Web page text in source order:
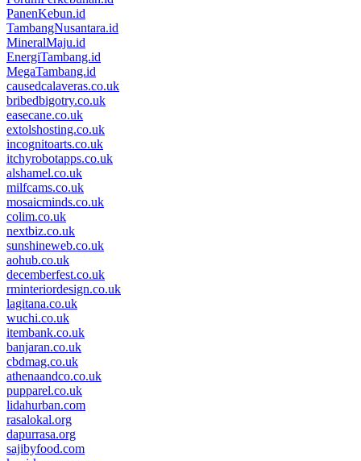
PanenKebun.id
TambangNusantara.id
MineralMaju.id
EnergiTambang.id
MegaTambang.id
causedcalaveras.co.uk
bribedbigotry.co.uk
easecane.co.uk
extolshosting.co.uk
incognitoarts.co.uk
itchyrobotapps.co.uk
alshamel.co.uk
milfcams.co.uk
mosaicminds.co.uk
colim.co.uk
nextbiz.co.uk
sunshineweb.co.uk
aohub.co.uk
decemberfest.co.uk
rminteriordesign.co.uk
lagitana.co.uk
wuchi.co.uk
itembank.co.uk
banjaran.co.uk
cbdmag.co.uk
athenaandco.co.uk
pupparel.co.uk
lidahurban.com
rasalokal.org
dapurrasa.org
sajibyfood.com